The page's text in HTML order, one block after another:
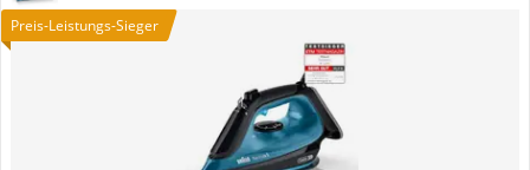
Preis-Leistungs-Sieger